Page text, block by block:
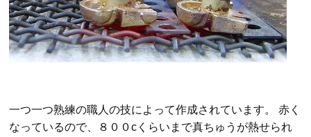
一つ一つ熟練の職人の技によって作成されています。 赤く
なっているので、８００cくらいまで真ちゅうが熱せられ